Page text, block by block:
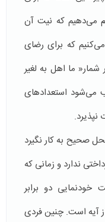
می‌دهیم که نیت آن
که برای رضای
ما اهل به لغیر
استعدادهای
صحیح به کار نگیرد
ندارد و زمانی که
خودنمایی دو برابر
آیه است. چنین فردی